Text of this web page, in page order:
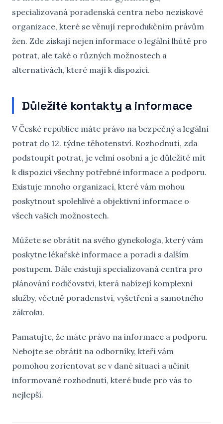
specializovaná poradenská centra nebo neziskové
organizace, které se věnují reprodukčním právům
žen. Zde získají nejen informace o legální lhůtě pro
potrat, ale také o různých možnostech a
alternativách, které mají k dispozici.
Důležité kontakty a informace
V České republice máte právo na bezpečný a legální
potrat do 12. týdne těhotenství. Rozhodnutí, zda
podstoupit potrat, je velmi osobní a je důležité mít
k dispozici všechny potřebné informace a podporu.
Existuje mnoho organizací, které vám mohou
poskytnout spolehlivé a objektivní informace o
všech vašich možnostech.
Můžete se obrátit na svého gynekologa, který vám
poskytne lékařské informace a poradí s dalším
postupem. Dále existují specializovaná centra pro
plánování rodičovství, která nabízejí komplexní
služby, včetně poradenství, vyšetření a samotného
zákroku.
Pamatujte, že máte právo na informace a podporu.
Nebojte se obrátit na odborníky, kteří vám
pomohou zorientovat se v dané situaci a učinit
informované rozhodnutí, které bude pro vás to
nejlepší.